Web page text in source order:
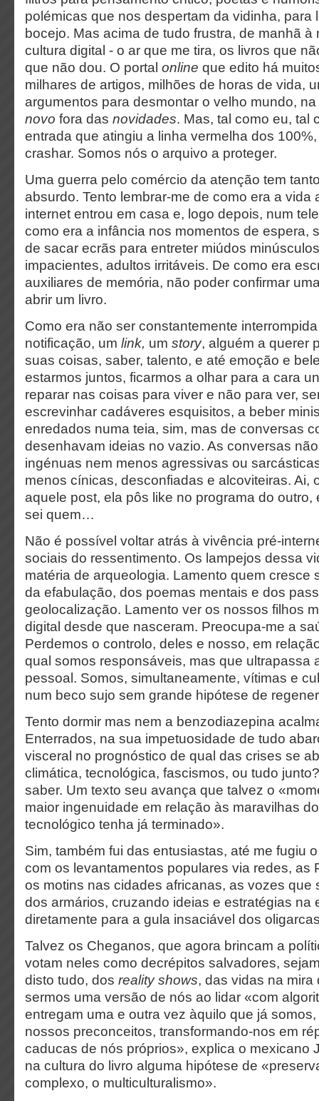
polémicas que nos despertam da vidinha, para
bocejo. Mas acima de tudo frustra, de manhã
cultura digital - o ar que me tira, os livros que
que não dou. O portal online que edito há
milhares de artigos, milhões de horas de vida,
argumentos para desmontar o velho mundo,
novo fora das novidades. Mas, tal como eu, tal
entrada que atingiu a linha vermelha dos
crashar. Somos nós o arquivo a proteger.
Uma guerra pelo comércio da atenção tem
absurdo. Tento lembrar-me de como era a vida
internet entrou em casa e, logo depois, num
como era a infância nos momentos de espera,
de sacar ecrãs para entreter miúdos
impacientes, adultos irritáveis. De como era
auxiliares de memória, não poder confirmar
abrir um livro.
Como era não ser constantemente
notificação, um link, um story, alguém a querer
suas coisas, saber, talento, e até emoção e
estarmos juntos, ficarmos a olhar para a cara
reparar nas coisas para viver e não para ver,
escrevinhar cadáveres esquisitos, a beber
enredados numa teia, sim, mas de conversas
desenhavam ideias no vazio. As conversas
ingénuas nem menos agressivas ou
menos cínicas, desconfiadas e alcoviteiras. Ai,
aquele post, ela pôs like no programa do outro,
sei quem…
Não é possível voltar atrás à vivência pré-
sociais do ressentimento. Os lampejos dessa
matéria de arqueologia. Lamento quem cresce
da efabulação, dos poemas mentais e dos
geolocalização. Lamento ver os nossos filhos
digital desde que nasceram. Preocupa-me a
Perdemos o controlo, deles e nosso, em
qual somos responsáveis, mas que ultrapassa
pessoal. Somos, simultaneamente, vítimas e
num beco sujo sem grande hipótese de
Tento dormir mas nem a benzodiazepina
Enterrados, na sua impetuosidade de tudo
visceral no prognóstico de qual das crises se
climática, tecnológica, fascismos, ou tudo
saber. Um texto seu avança que talvez o
maior ingenuidade em relação às maravilhas
tecnológico tenha já terminado».
Sim, também fui das entusiastas, até me fugiu
com os levantamentos populares via redes, as
os motins nas cidades africanas, as vozes que
dos armários, cruzando ideias e estratégias na
diretamente para a gula insaciável dos
Talvez os Cheganos, que agora brincam a
votam neles como decrépitos salvadores,
disto tudo, dos reality shows, das vidas na mira
sermos uma versão de nós ao lidar «com
entregam uma e outra vez àquilo que já
nossos preconceitos, transformando-nos em
caducas de nós próprios», explica o mexicano
na cultura do livro alguma hipótese de
complexo, o multiculturalismo».